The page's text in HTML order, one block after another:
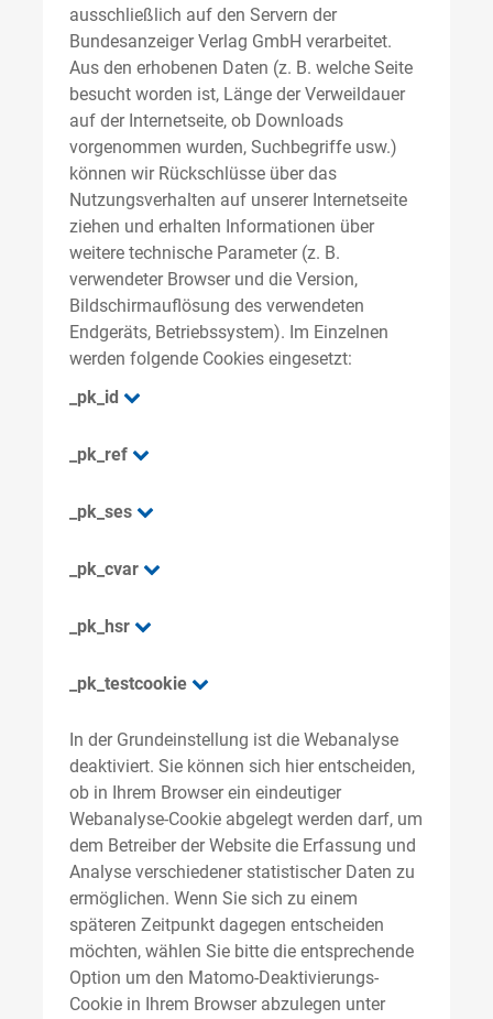
ausschließlich auf den Servern der
Bundesanzeiger Verlag GmbH verarbeitet.
Aus den erhobenen Daten (z. B. welche Seite
besucht worden ist, Länge der Verweildauer
auf der Internetseite, ob Downloads
vorgenommen wurden, Suchbegriffe usw.)
können wir Rückschlüsse über das
Nutzungsverhalten auf unserer Internetseite
ziehen und erhalten Informationen über
weitere technische Parameter (z. B.
verwendeter Browser und die Version,
Bildschirmauflösung des verwendeten
Endgeräts, Betriebssystem). Im Einzelnen
werden folgende Cookies eingesetzt:
_pk_id
_pk_ref
_pk_ses
_pk_cvar
_pk_hsr
_pk_testcookie
In der Grundeinstellung ist die Webanalyse
deaktiviert. Sie können sich hier entscheiden,
ob in Ihrem Browser ein eindeutiger
Webanalyse-Cookie abgelegt werden darf, um
dem Betreiber der Website die Erfassung und
Analyse verschiedener statistischer Daten zu
ermöglichen. Wenn Sie sich zu einem
späteren Zeitpunkt dagegen entscheiden
möchten, wählen Sie bitte die entsprechende
Option um den Matomo-Deaktivierungs-
Cookie in Ihrem Browser abzulegen unter